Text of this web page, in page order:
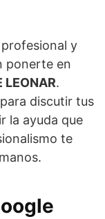
y
ponerte en
LEONAR.
para discutir tus
la ayuda que
te